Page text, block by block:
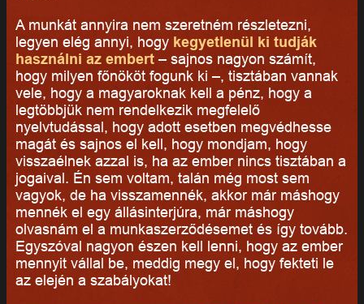
A munkát annyira nem szeretném részletezni,
legyen elég annyi, hogy kegyetlenül ki tudják
használni az embert – sajnos nagyon számít,
hogy milyen főnököt fogunk ki –, tisztában vannak
vele, hogy a magyaroknak kell a pénz, hogy a
legtöbbjük nem rendelkezik megfelelő
nyelvtudással, hogy adott esetben megvédhesse
magát és sajnos el kell, hogy mondjam, hogy
visszaélnek azzal is, ha az ember nincs tisztában a
jogaival. Én sem voltam, talán még most sem
vagyok, de ha visszamennék, akkor már máshogy
mennék el egy állásinterjúra, már máshogy
olvasnám el a munkaszerződésemet és így tovább.
Egyszóval nagyon észen kell lenni, hogy az ember
mennyit vállal be, meddig megy el, hogy fekteti le
az elején a szabályokat!